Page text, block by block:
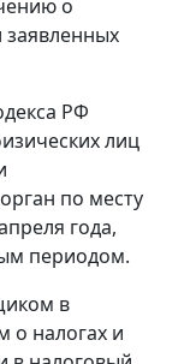
о
РФ
лиц
по месту
года,
периодом.
в
о налогах и